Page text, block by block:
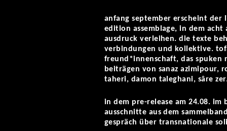
anfang september erscheint der
edition assemblage, in dem
ausdruck verleihen. die texte
verbindungen und kollektive.
freund*innenschaft, das
beiträgen von sanaz azimipour,
taheri, damon taleghani, sâre
in dem pre-release am 24.08. im
ausschnitte aus dem
gespräch über transnationale